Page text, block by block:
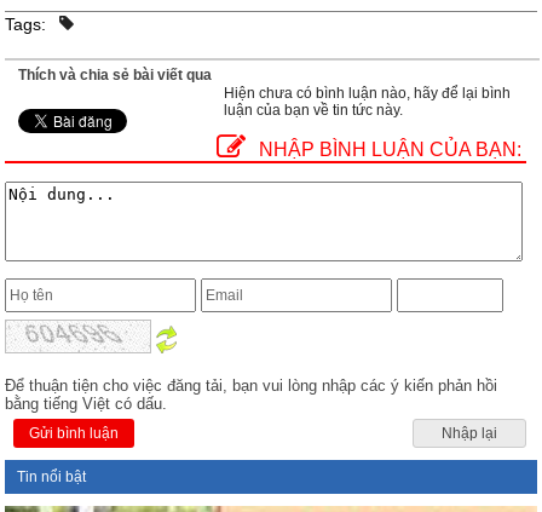
Tags:
Thích và chia sẻ bài viết qua
Hiện chưa có bình luận nào, hãy để lại bình
luận của bạn về tin tức này.
NHẬP BÌNH LUẬN CỦA BẠN:
Để thuận tiện cho việc đăng tải, bạn vui lòng nhập các ý kiến phản hồi
bằng tiếng Việt có dấu.
Gửi bình luận Nhập lại
Tin nổi bật